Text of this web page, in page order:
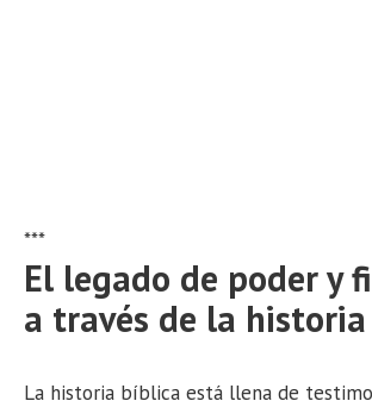
***
El legado de poder y
a través de la historia
La historia bíblica está llena de